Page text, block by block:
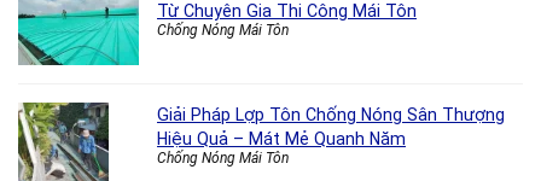
Từ Chuyên Gia Thi Công Mái Tôn
Chống Nóng Mái Tôn
Giải Pháp Lợp Tôn Chống Nóng Sân Thượng
Hiệu Quả – Mát Mẻ Quanh Năm
Chống Nóng Mái Tôn